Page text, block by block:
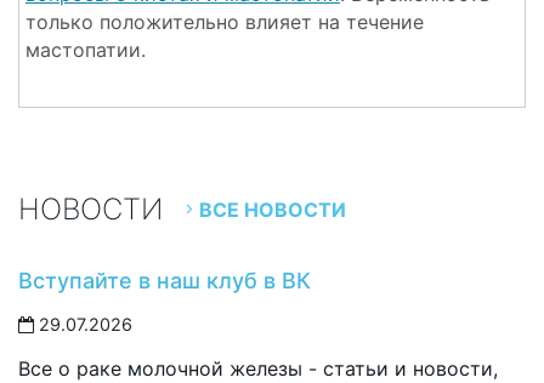
только положительно влияет на течение
мастопатии.
НОВОСТИ ВСЕ НОВОСТИ
Вступайте в наш клуб в ВК
29.07.2026
Все о раке молочной железы - статьи и новости,